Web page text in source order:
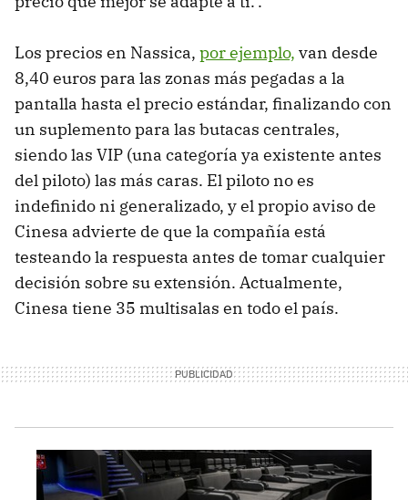
Los precios en Nassica, por ejemplo, van desde
8,40 euros para las zonas más pegadas a la
pantalla hasta el precio estándar, finalizando con
un suplemento para las butacas centrales,
siendo las VIP (una categoría ya existente antes
del piloto) las más caras. El piloto no es
indefinido ni generalizado, y el propio aviso de
Cinesa advierte de que la compañía está
testeando la respuesta antes de tomar cualquier
decisión sobre su extensión. Actualmente,
Cinesa tiene 35 multisalas en todo el país.